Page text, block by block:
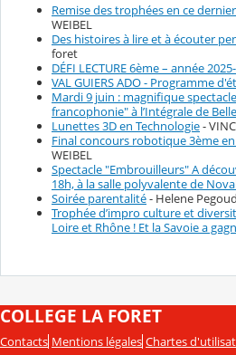
Remise des trophées en ce
WEIBEL
Des histoires à lire et à écouter
foret
DÉFI LECTURE 6ème – année
VAL GUIERS ADO - Programme
Mardi 9 juin : magnifique
francophonie" à l’Intégrale de
Lunettes 3D en Technologie-
Final concours robotique 3ème
WEIBEL
Spectacle "Embrouilleurs" A
18h, à la salle polyvalente de
Soirée parentalité- Helene Pegoud
Trophée d’impro culture et
Loire et Rhône ! Et la Savoie a
COLLEGE LA FORET
Contacts Mentions légales Chartes